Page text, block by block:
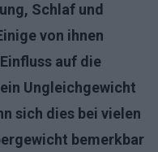
Schlaf und
von ihnen
auf die
Ungleichgewicht
sich dies bei vielen
bemerkbar